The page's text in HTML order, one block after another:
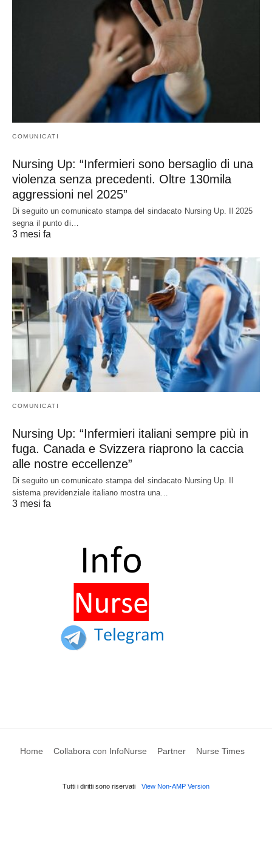
COMUNICATI
Nursing Up: “Infermieri sono bersaglio di una
violenza senza precedenti. Oltre 130mila
aggressioni nel 2025”
Di seguito un comunicato stampa del sindacato Nursing Up. Il 2025
segna il punto di…
3 mesi fa
COMUNICATI
Nursing Up: “Infermieri italiani sempre più in
fuga. Canada e Svizzera riaprono la caccia
alle nostre eccellenze”
Di seguito un comunicato stampa del sindacato Nursing Up. Il
sistema previdenziale italiano mostra una…
3 mesi fa
Home Collabora con InfoNurse Partner Nurse Times
Tutti i diritti sono riservati View Non-AMP Version